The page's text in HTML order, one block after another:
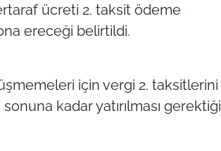
ücreti 2. taksit ödeme
sona ereceği belirtildi.
için vergi 2. taksitlerini
kadar yatırılması gerektiği